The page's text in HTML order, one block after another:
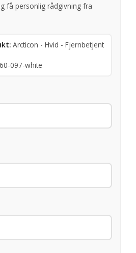
få personlig rådgivning fra
Arcticon - Hvid - Fjernbetjent
097-white